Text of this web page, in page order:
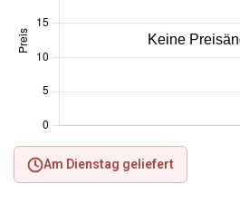
Am Dienstag geliefert